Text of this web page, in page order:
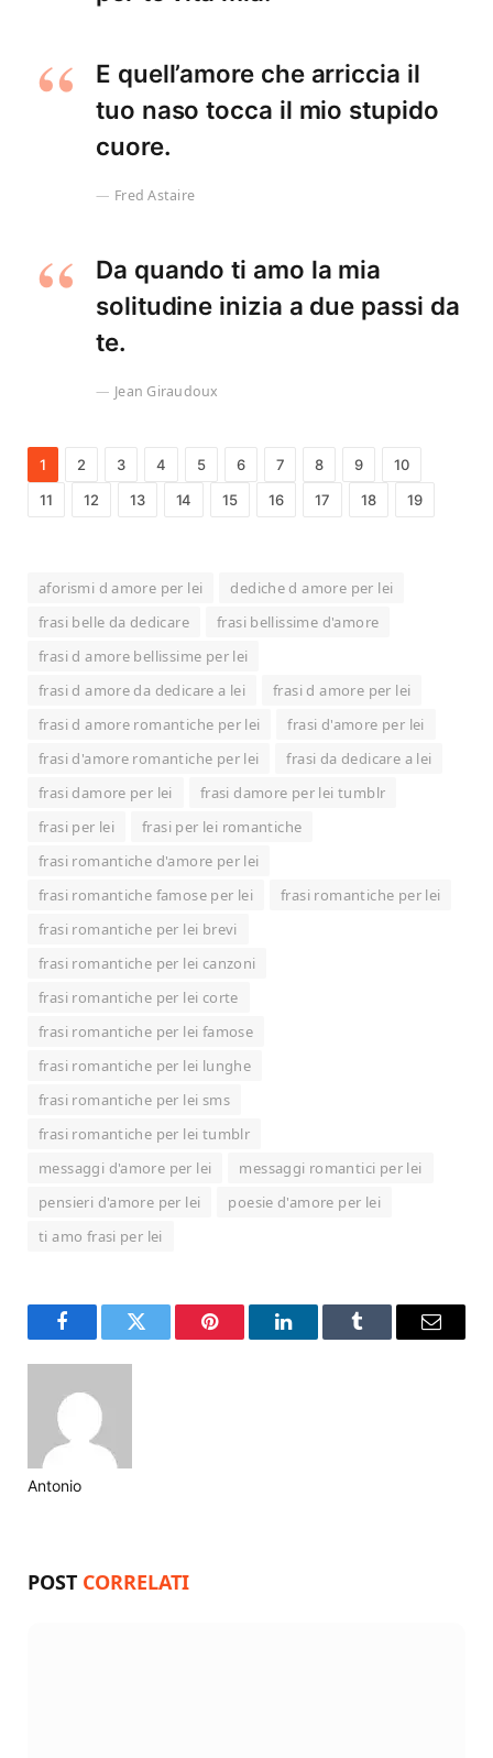
E quell’amore che arriccia il
tuo naso tocca il mio stupido
cuore.
Fred Astaire
Da quando ti amo la mia
solitudine inizia a due passi da
te.
Jean Giraudoux
1 2 3 4 5 6 7 8 9
10
11
12 13 14 15 16 17 18 19
aforismi d amore per lei
dediche d amore per lei
frasi belle da dedicare
frasi bellissime d'amore
frasi d amore bellissime per lei
frasi d amore da dedicare a lei
frasi d amore per lei
frasi d amore romantiche per lei
frasi d'amore per lei
frasi d'amore romantiche per lei
frasi da dedicare a lei
frasi damore per lei
frasi damore per lei tumblr
frasi per lei
frasi per lei romantiche
frasi romantiche d'amore per lei
frasi romantiche famose per lei
frasi romantiche per lei
frasi romantiche per lei brevi
frasi romantiche per lei canzoni
frasi romantiche per lei corte
frasi romantiche per lei famose
frasi romantiche per lei lunghe
frasi romantiche per lei sms
frasi romantiche per lei tumblr
messaggi d'amore per lei
messaggi romantici per lei
pensieri d'amore per lei
poesie d'amore per lei
ti amo frasi per lei
FacebookTwitter Pinterest LinkedInTumblr Email
Antonio
POST CORRELATI